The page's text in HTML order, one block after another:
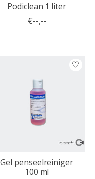
Podiclean 1 liter
€--,--
Gel penseelreiniger
100 ml